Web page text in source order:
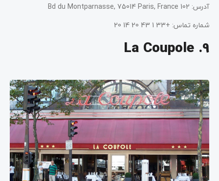
آدرس: 102 Bd du Montparnasse, 75014 Paris, France
شماره تماس: +33 1 43 20 14 20
9. La Coupole